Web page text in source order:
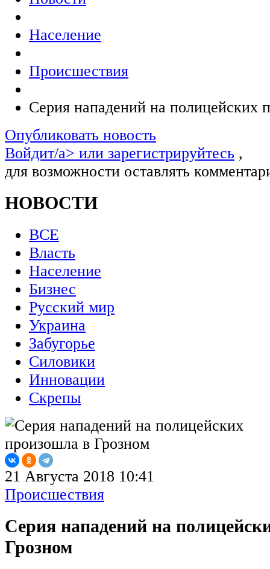
Население
Происшествия
Серия нападений на полицейских
Опубликовать новость
Войдит/a> или зарегистрируйтесь ,
для возможности оставлять
НОВОСТИ
ВСЕ
Власть
Население
Бизнес
Русский мир
Украина
Забугорье
Силовики
Инновации
Скрепы
21 Августа 2018 10:41
Происшествия
Серия нападений на
Грозном